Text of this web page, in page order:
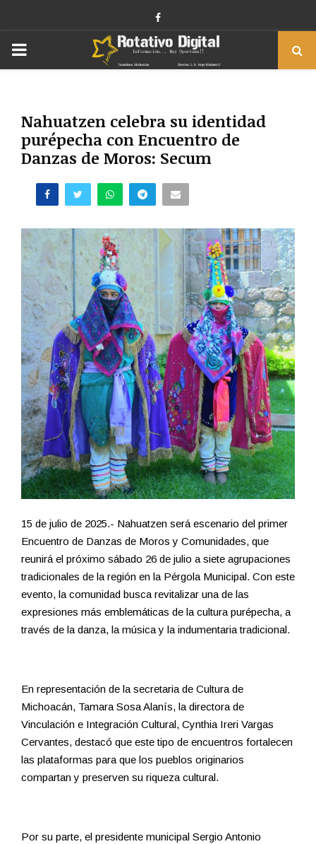
Facebook
PRIMARY
Nahuatzen celebra su identidad
purépecha con Encuentro de
Danzas de Moros: Secum
15 de julio de 2025.- Nahuatzen será escenario del primer
Encuentro de Danzas de Moros y Comunidades, que
reunirá el próximo sábado 26 de julio a siete agrupaciones
tradicionales de la región en la Pérgola Municipal. Con este
evento, la comunidad busca revitalizar una de las
expresiones más emblemáticas de la cultura purépecha, a
través de la danza, la música y la indumentaria tradicional.
En representación de la secretaria de Cultura de
Michoacán, Tamara Sosa Alanís, la directora de
Vinculación e Integración Cultural, Cynthia Ireri Vargas
Cervantes, destacó que este tipo de encuentros fortalecen
las plataformas para que los pueblos originarios
compartan y preserven su riqueza cultural.
Por su parte, el presidente municipal Sergio Antonio